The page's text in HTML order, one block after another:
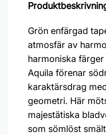
Grön enfärgad
atmosfär av
harmoniska
Aquila förenar
karaktärsdrag
geometri. Här
majestätiska
som sömlöst